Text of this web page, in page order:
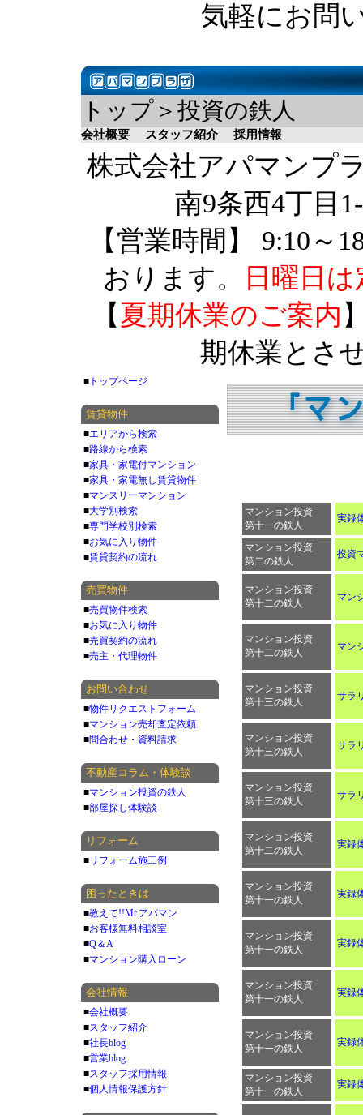
気軽にお問
トップ＞投資の鉄人
会社概要 スタッフ紹介 採用情報
株式会社アパマンプ
南9条西4丁目
【営業時間】 9:10～
おります。
日曜日
【 夏期休業のご案内
期休業とさ
マンション投資
第十一の鉄人
実録
マンション投資
第二の鉄人
投資
マンション投資
第十二の鉄人
マン
マンション投資
第十二の鉄人
マン
マンション投資
第十三の鉄人
サラ
マンション投資
第十三の鉄人
サラ
マンション投資
第十三の鉄人
サラ
マンション投資
第十二の鉄人
実録
マンション投資
第十一の鉄人
実録
マンション投資
第十一の鉄人
実録
マンション投資
第十一の鉄人
実録
マンション投資
第十一の鉄人
実録
マンション投資
第十一の鉄人
実録
■ トップページ
賃貸物件
■エリアから検索
■路線から検索
■家具・家電付マンション
■家具・家電無し賃貸物件
■マンスリーマンション
■大学別検索
■専門学校別検索
■お気に入り物件
■賃貸契約の流れ
売買物件
■売買物件検索
■お気に入り物件
■売買契約の流れ
■売主・代理物件
お問い合わせ
■物件リクエストフォーム
■マンション売却査定依頼
■問合わせ・資料請求
不動産コラム・体験談
■マンション投資の鉄人
■部屋探し体験談
リフォーム
■リフォーム施工例
困ったときは
■教えて!!Mr.アパマン
■お客様無料相談室
■Q＆A
■マンション購入ローン
会社情報
■会社概要
■スタッフ紹介
■社長blog
■営業blog
■スタッフ採用情報
■個人情報保護方針